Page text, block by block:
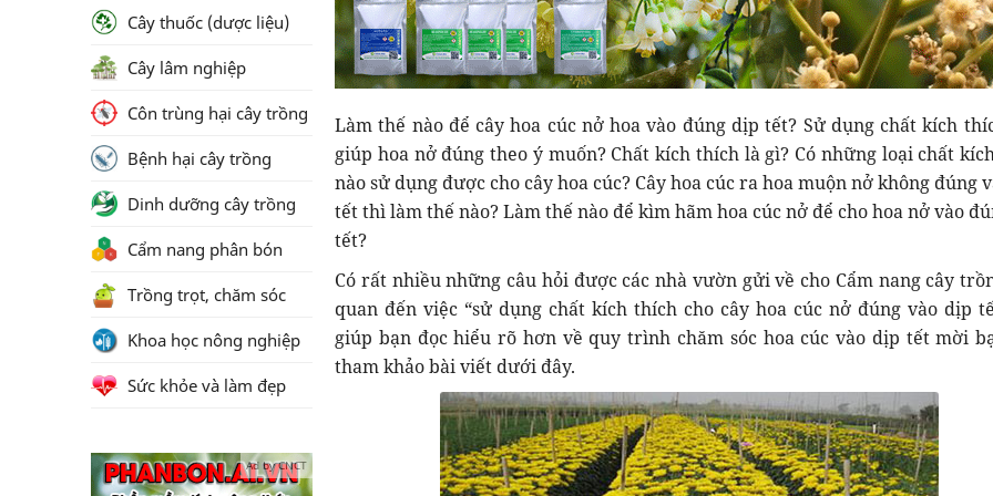
Làm thế nào để cây hoa cúc nở hoa vào đúng dịp tết? Sử dụng chất kích
giúp hoa nở đúng theo ý muốn? Chất kích thích là gì? Có những loại chất
nào sử dụng được cho cây hoa cúc? Cây hoa cúc ra hoa muộn nở không đúng
tết thì làm thế nào? Làm thế nào để kìm hãm hoa cúc nở để cho hoa nở vào
tết?
Có rất nhiều những câu hỏi được các nhà vườn gửi về cho Cẩm nang cây
quan đến việc “sử dụng chất kích thích cho cây hoa cúc nở đúng vào dịp
giúp bạn đọc hiểu rõ hơn về quy trình chăm sóc hoa cúc vào dịp tết mời
tham khảo bài viết dưới đây.
Cây thuốc (dược liệu)
Cây lâm nghiệp
Côn trùng hại cây trồng
Bệnh hại cây trồng
Dinh dưỡng cây trồng
Cẩm nang phân bón
Trồng trọt, chăm sóc
Khoa học nông nghiệp
Sức khỏe và làm đẹp
Ad by CNCT